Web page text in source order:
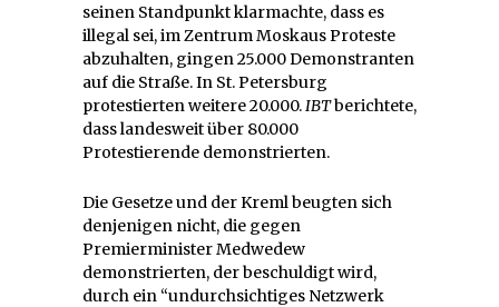
seinen Standpunkt klarmachte, dass es
illegal sei, im Zentrum Moskaus Proteste
abzuhalten, gingen 25.000 Demonstranten
auf die Straße. In St. Petersburg
protestierten weitere 20.000.IBTberichtete,
dass landesweit über 80.000
Protestierende demonstrierten.
Die Gesetze und der Kreml beugten sich
denjenigen nicht, die gegen
Premierminister Medwedew
demonstrierten, der beschuldigt wird,
durch ein “undurchsichtiges Netzwerk